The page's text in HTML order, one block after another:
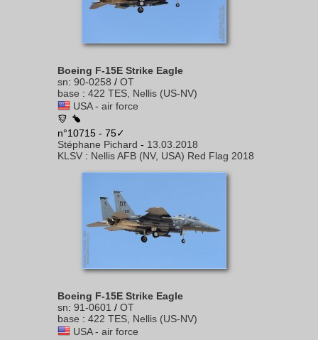
Boeing F-15E Strike Eagle
sn: 90-0258 / OT
base : 422 TES, Nellis (US-NV)
USA - air force
n°10715 - 75✓
Stéphane Pichard - 13.03.2018
KLSV : Nellis AFB (NV, USA) Red Flag 2018
Boeing F-15E Strike Eagle
sn: 91-0601 / OT
base : 422 TES, Nellis (US-NV)
USA - air force